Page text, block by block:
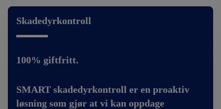
Skadedyrkontroll
100% giftfritt.
SMART skadedyrkontroll er en proaktiv
løsning som gjør at vi kan oppdage